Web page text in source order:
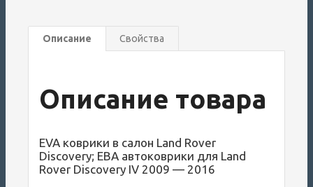
Описание Свойства
Описание товара
EVA коврики в салон Land Rover
Discovery; ЕВА автоковрики для Land
Rover Discovery IV 2009 — 2016